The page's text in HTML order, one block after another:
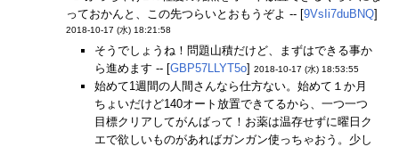
っておかんと、この先つらいとおもうぞよ -- [9VsIi7duBNQ]
2018-10-17 (水) 18:21:58
そうでしょうね！問題山積だけど、まずはできる事か
ら進めます -- [GBP57LLYT5o] 2018-10-17 (水) 18:53:55
始めて1週間の人間さんなら仕方ない。始めて１か月
ちょいだけど140オート放置できてるから、一つ一つ
目標クリアしてがんばって！お薬は温存せずに曜日ク
エで欲しいものがあればガンガン使っちゃおう。少し